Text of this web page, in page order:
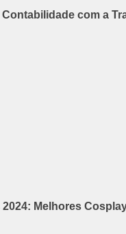
com a
Melhores